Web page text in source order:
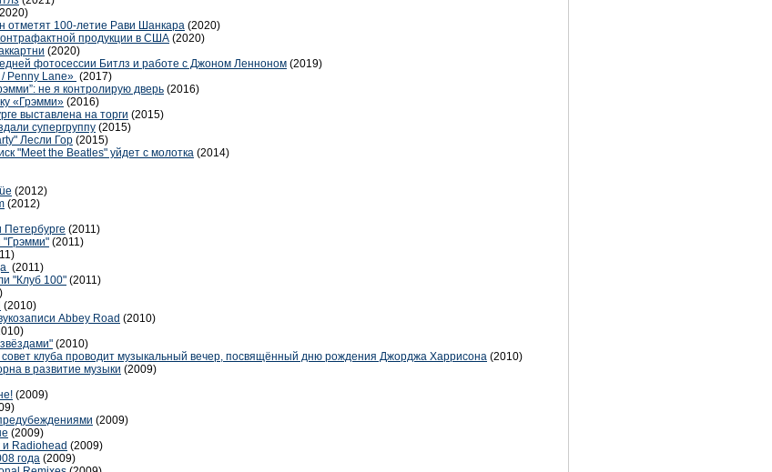
отметят 100-летие Рави Шанкара (2020)
продукции в США (2020)
(2020)
фотосессии Битлз и работе с Джоном Ленноном (2019)
Penny Lane» (2017)
не я контролирую дверь (2016)
«Грэмми» (2016)
выставлена на торги (2015)
супергруппу (2015)
Лесли Гор (2015)
"Meet the Beatles" уйдет с молотка (2014)
(2012)
(2012)
Петербурге (2011)
"Грэмми" (2011)
(2011)
"Клуб 100" (2011)
(2010)
Abbey Road (2010)
(2010)
совет клуба проводит музыкальный вечер, посвящённый дню рождения Джорджа Харрисона (2010)
в развитие музыки (2009)
(2009)
(2009)
(2009)
и Radiohead (2009)
года (2009)